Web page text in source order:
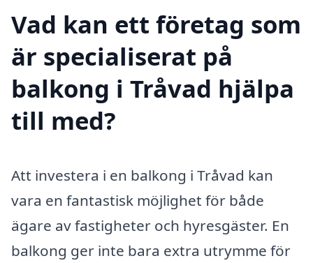
Vad kan ett företag som
är specialiserat på
balkong i Tråvad hjälpa
till med?
Att investera i en balkong i Tråvad kan
vara en fantastisk möjlighet för både
ägare av fastigheter och hyresgäster. En
balkong ger inte bara extra utrymme för